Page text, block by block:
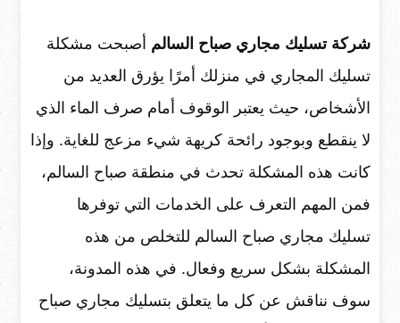
شركة تسليك مجاري صباح السالم أصبحت مشكلة
تسليك المجاري في منزلك أمرًا يؤرق العديد من
الأشخاص، حيث يعتبر الوقوف أمام صرف الماء الذي
لا ينقطع وبوجود رائحة كريهة شيء مزعج للغاية. وإذا
كانت هذه المشكلة تحدث في منطقة صباح السالم،
فمن المهم التعرف على الخدمات التي توفرها
تسليك مجاري صباح السالم للتخلص من هذه
المشكلة بشكل سريع وفعال. في هذه المدونة،
سوف نناقش عن كل ما يتعلق بتسليك مجاري صباح